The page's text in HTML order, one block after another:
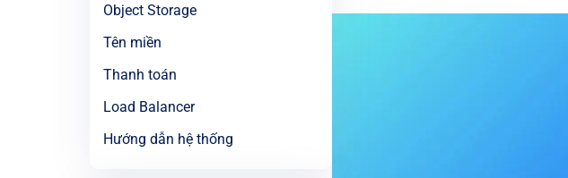
Object Storage
Tên miền
Thanh toán
Load Balancer
Hướng dẫn hệ thống